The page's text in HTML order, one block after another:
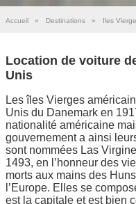
Accueil » Destinations » Iles
Location de voiture
Unis
Les îles Vierges
Unis du Danemark en
nationalité américaine
gouvernement a ainsi
sont nommées Las
1493, en l’honneur des
morts aux mains des
l’Europe. Elles se
est la capitale et est bien